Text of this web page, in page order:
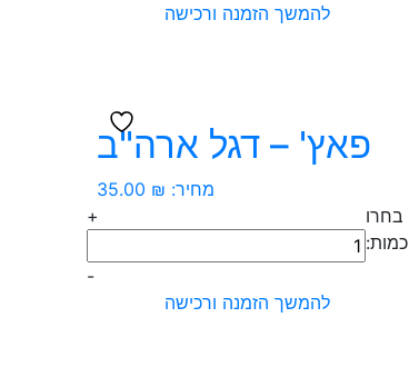
לבן
להמשך הזמנה ורכישה
פאץ' – דגל ארה"ב
מחיר: 35.00 ₪
בחרו
כמות:
+
כמות
של
-
להמשך הזמנה ורכישה